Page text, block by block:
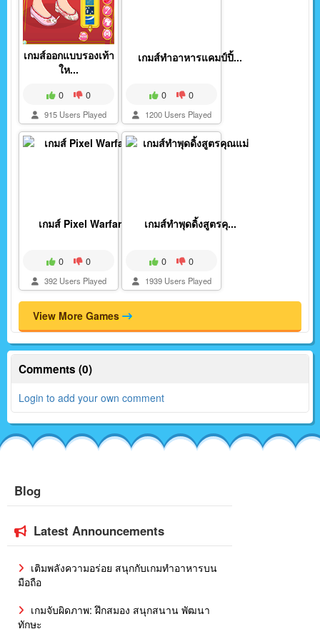
เกมส์ออกแบบรองเท้า
ให...
0 0
915 Users Played
เกมส์ทำอาหารแคมป์ปิ้...
0 0
1200 Users Played
เกมส์ Pixel Warfare...
0 0
392 Users Played
เกมส์ทำพุดดิ้งสูตรคุ...
0 0
1939 Users Played
View More Games
Comments (0)
Login to add your own comment
Blog
Latest Announcements
เติมพลังความอร่อย สนุกกับเกมทำอาหารบน
มือถือ
เกมจับผิดภาพ: ฝึกสมอง สนุกสนาน พัฒนา
ทักษะ